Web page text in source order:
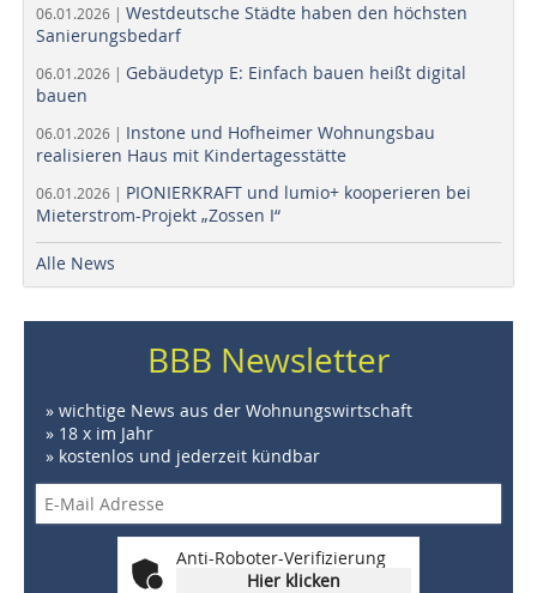
06.01.2026 | Westdeutsche Städte haben den höchsten
Sanierungsbedarf
06.01.2026 | Gebäudetyp E: Einfach bauen heißt digital
bauen
06.01.2026 | Instone und Hofheimer Wohnungsbau
realisieren Haus mit Kindertagesstätte
06.01.2026 | PIONIERKRAFT und lumio+ kooperieren bei
Mieterstrom-Projekt „Zossen I“
Alle News
BBB Newsletter
» wichtige News aus der Wohnungswirtschaft
» 18 x im Jahr
» kostenlos und jederzeit kündbar
Anti-Roboter-Verifizierung
Hier klicken